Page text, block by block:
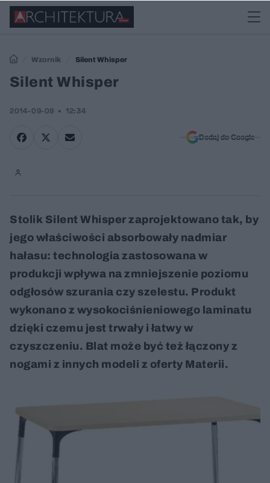
Wzornik Silent Whisper
Silent Whisper
2014-09-09 12:34
Dodaj do Google
Stolik Silent Whisper zaprojektowano tak, by
jego właściwości absorbowały nadmiar
hałasu: technologia zastosowana w
produkcji wpływa na zmniejszenie poziomu
odgłosów szurania czy szelestu. Produkt
wykonano z wysokociśnieniowego laminatu
dzięki czemu jest trwały i łatwy w
czyszczeniu. Blat może być też łączony z
nogami z innych modeli z oferty Materii.